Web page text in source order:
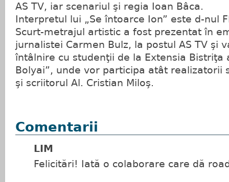
AS TV, iar scenariul şi regia Ioan Bâca.
Interpretul lui „Se întoarce Ion” este d-nul
Scurt-metrajul artistic a fost prezentat în
jurnalistei Carmen Bulz, la postul AS TV şi
întâlnire cu studenţii de la Extensia Bistriţa
Bolyai”, unde vor participa atât realizatorii
şi scriitorul Al. Cristian Miloş.
Comentarii
LIM
Felicitări! Iată o colaborare care dă